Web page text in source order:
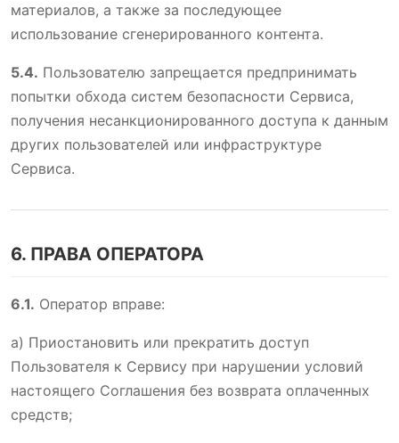
материалов, а также за последующее
использование сгенерированного контента.
5.4. Пользователю запрещается предпринимать
попытки обхода систем безопасности Сервиса,
получения несанкционированного доступа к данным
других пользователей или инфраструктуре
Сервиса.
6. ПРАВА ОПЕРАТОРА
6.1. Оператор вправе:
а) Приостановить или прекратить доступ
Пользователя к Сервису при нарушении условий
настоящего Соглашения без возврата оплаченных
средств;